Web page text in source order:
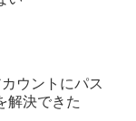
ウントにパス
解決できた